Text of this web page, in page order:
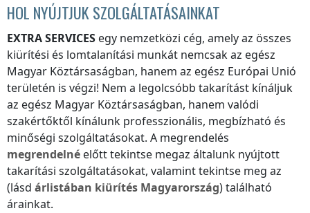
HOL NYÚJTJUK SZOLGÁLTATÁSAINKAT
EXTRA SERVICES egy nemzetközi cég, amely az összes
kiürítési és lomtalanítási munkát nemcsakaz egész
Magyar Köztársaságban, hanem az egész Európai Unió
területén is végzi! Nem a legolcsóbb takarítást kínáljuk
az egész Magyar Köztársaságban, hanem valódi
szakértőktől kínálunk professzionális, megbízható és
minőségi szolgáltatásokat. A megrendelés
megrendelné előtt tekintse megaz általunk nyújtott
takarítási szolgáltatásokat, valamint tekintse meg az
(lásd árlistában kiürítés Magyarország) található
árainkat.